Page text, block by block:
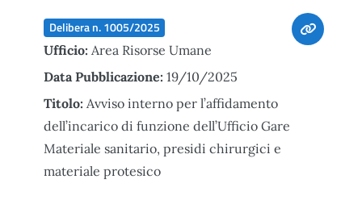
Delibera n. 1005/2025
Ufficio: Area Risorse Umane
Data Pubblicazione: 19/10/2025
Titolo: Avviso interno per l’affidamento
dell’incarico di funzione dell’Ufficio Gare
Materiale sanitario, presidi chirurgici e
materiale protesico